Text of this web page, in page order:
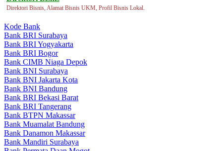
Direktori Bisnis, Alamat Bisnis UKM, Profil Bisnis Lokal.
Kode Bank
Bank BRI Surabaya
Bank BRI Yogyakarta
Bank BRI Bogor
Bank CIMB Niaga Depok
Bank BNI Surabaya
Bank BNI Jakarta Kota
Bank BNI Bandung
Bank BRI Bekasi Barat
Bank BRI Tangerang
Bank BTPN Makassar
Bank Muamalat Bandung
Bank Danamon Makassar
Bank Mandiri Surabaya